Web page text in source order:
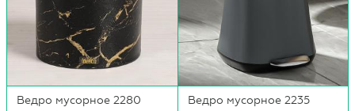
Ведро мусорное 2280
Ведро мусорное 2235